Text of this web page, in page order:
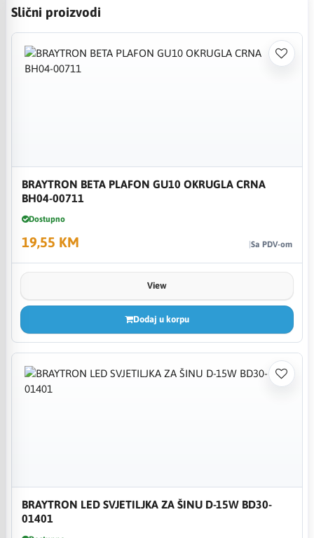
Slični proizvodi
BRAYTRON BETA PLAFON GU10 OKRUGLA CRNA
BH04-00711
Dostupno
19,55 KM Sa PDV-om
View
Dodaj u korpu
BRAYTRON LED SVJETILJKA ZA ŠINU D-15W BD30-
01401